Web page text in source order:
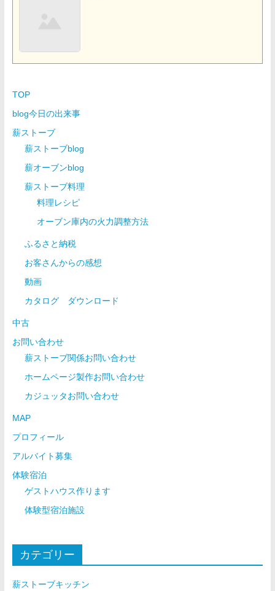
TOP
blog今日の出来事
薪ストーブ
薪ストーブblog
薪オーブンblog
薪ストーブ料理
料理レシピ
オーブン庫内の火力調整方法
ふるさと納税
お客さんからの感想
動画
カタログ ダウンロード
中古
お問い合わせ
薪ストーブ関係お問い合わせ
ホームページ製作お問い合わせ
カジュッタお問い合わせ
MAP
プロフィール
アルバイト募集
体験宿泊
ゲストハウス作ります
体験型宿泊施設
カテゴリー
薪ストーブキッチン